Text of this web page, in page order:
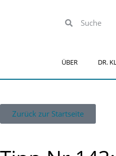
ÜBER DR.
Zurück zur Startseite